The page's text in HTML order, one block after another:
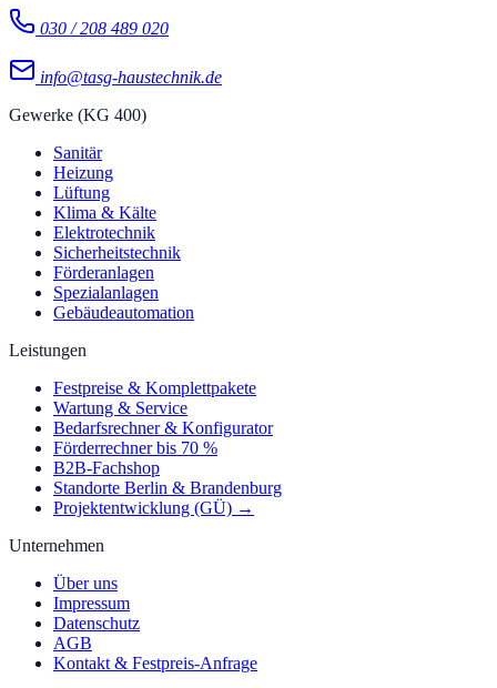
030 / 208 489 020
info@tasg-haustechnik.de
Gewerke (KG 400)
Sanitär
Heizung
Lüftung
Klima & Kälte
Elektrotechnik
Sicherheitstechnik
Förderanlagen
Spezialanlagen
Gebäudeautomation
Leistungen
Festpreise & Komplettpakete
Wartung & Service
Bedarfsrechner & Konfigurator
Förderrechner bis 70 %
B2B-Fachshop
Standorte Berlin & Brandenburg
Projektentwicklung (GÜ) →
Unternehmen
Über uns
Impressum
Datenschutz
AGB
Kontakt & Festpreis-Anfrage